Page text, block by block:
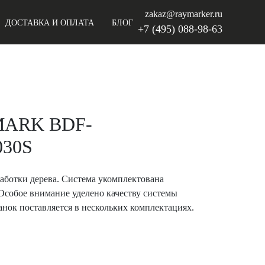
ДОСТАВКА И ОПЛАТА БЛОГ
zakaz@raymarker.ru
+7 (495) 088-98-63
BDF-
дерева. Система укомплектована
внимание уделено качеству системы
поставляется в нескольких комплектациях.